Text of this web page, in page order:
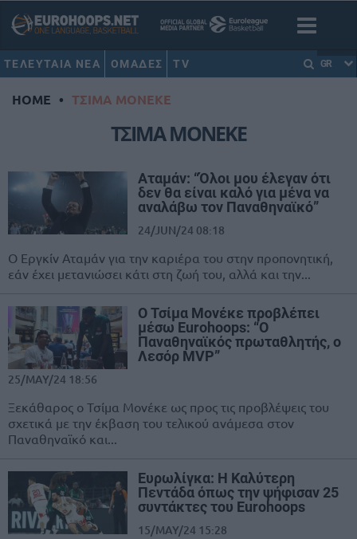
ΤΕΛΕΥΤΑΙΑ ΝΕΑ ΟΜΑΔΕΣ TV GR
HOME • ΤΣΙΜΑ ΜΟΝΕΚΕ
ΤΣΙΜΑ ΜΟΝΕΚΕ
Αταμάν: “Όλοι μου έλεγαν ότι
δεν θα είναι καλό για μένα να
αναλάβω τον Παναθηναϊκό”
24/JUN/24 08:18
Ο Εργκίν Αταμάν για την καριέρα του στην προπονητική,
εάν έχει μετανιώσει κάτι στη ζωή του, αλλά και την...
Ο Τσίμα Μονέκε προβλέπει
μέσω Eurohoops: “O
Παναθηναϊκός πρωταθλητής, o
Λεσόρ MVP”
25/MAY/24 18:56
Ξεκάθαρος ο Τσίμα Μονέκε ως προς τις προβλέψεις του
σχετικά με την έκβαση του τελικού ανάμεσα στον
Παναθηναϊκό και...
Ευρωλίγκα: Η Καλύτερη
Πεντάδα όπως την ψήφισαν 25
συντάκτες του Eurohoops
15/MAY/24 15:28